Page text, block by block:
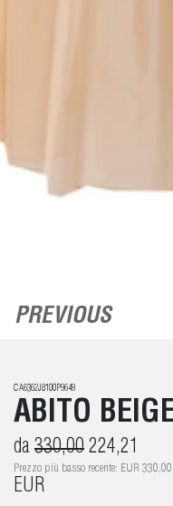
PREVIOUS
CA6362J8100P9649
ABITO
da 330,00 224,21
Prezzo più basso recente: EUR 330,00
EUR